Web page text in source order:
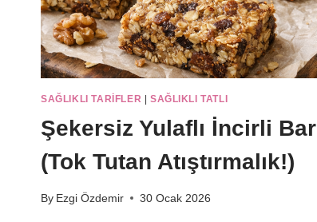
SAĞLIKLI TARIFLER SAĞLIKLI TATLI
Şekersiz Yulaflı İncirli Bar
(Tok Tutan Atıştırmalık!)
By Ezgi Özdemir 30 Ocak 2026